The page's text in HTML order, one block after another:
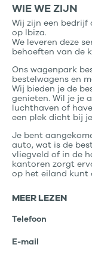
WIE WE ZIJN
Wij zijn een
op Ibiza.
We leveren deze
behoeften van de
Ons wagenpark
bestelwagens en
Wij bieden je de
genieten. Wil je je
luchthaven of
een plek dicht bij
Je bent
auto, wat is de
vliegveld of in de
kantoren zorgt
op het eiland kunt
MEER LEZEN
Telefoon
E-mail